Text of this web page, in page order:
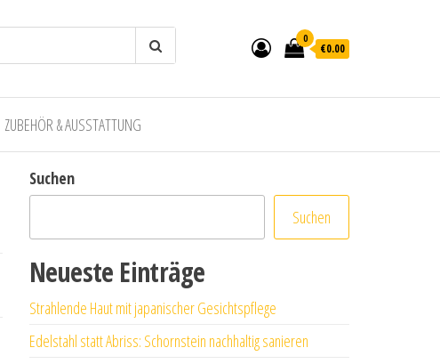
0
€0.00
ZUBEHÖR & AUSSTATTUNG
Suchen
Suchen
Neueste Einträge
Strahlende Haut mit japanischer Gesichtspflege
Edelstahl statt Abriss: Schornstein nachhaltig sanieren